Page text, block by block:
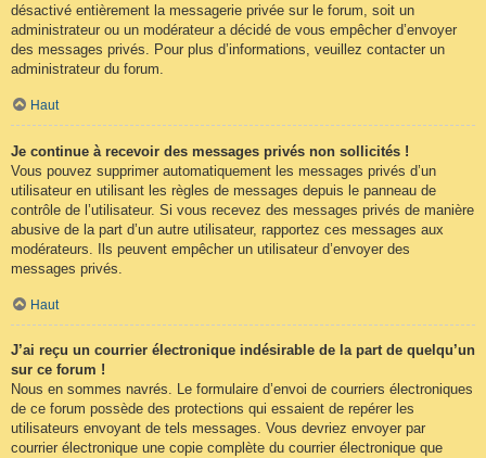
désactivé entièrement la messagerie privée sur le forum, soit un
administrateur ou un modérateur a décidé de vous empêcher d’envoyer
des messages privés. Pour plus d’informations, veuillez contacter un
administrateur du forum.
Haut
Je continue à recevoir des messages privés non sollicités !
Vous pouvez supprimer automatiquement les messages privés d’un
utilisateur en utilisant les règles de messages depuis le panneau de
contrôle de l’utilisateur. Si vous recevez des messages privés de manière
abusive de la part d’un autre utilisateur, rapportez ces messages aux
modérateurs. Ils peuvent empêcher un utilisateur d’envoyer des
messages privés.
Haut
J’ai reçu un courrier électronique indésirable de la part de quelqu’un
sur ce forum !
Nous en sommes navrés. Le formulaire d’envoi de courriers électroniques
de ce forum possède des protections qui essaient de repérer les
utilisateurs envoyant de tels messages. Vous devriez envoyer par
courrier électronique une copie complète du courrier électronique que